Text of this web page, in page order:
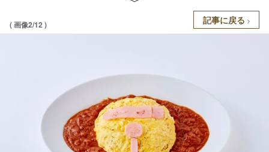
( 画像2/12 ) 記事に戻る